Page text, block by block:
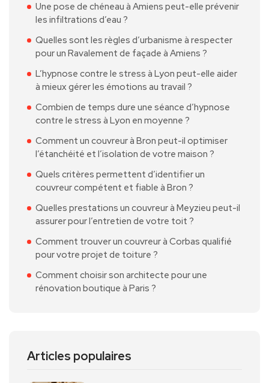
Une pose de chéneau à Amiens peut-elle prévenir
les infiltrations d’eau ?
Quelles sont les règles d’urbanisme à respecter
pour un Ravalement de façade à Amiens ?
L’hypnose contre le stress à Lyon peut-elle aider
à mieux gérer les émotions au travail ?
Combien de temps dure une séance d’hypnose
contre le stress à Lyon en moyenne ?
Comment un couvreur à Bron peut-il optimiser
l’étanchéité et l’isolation de votre maison ?
Quels critères permettent d’identifier un
couvreur compétent et fiable à Bron ?
Quelles prestations un couvreur à Meyzieu peut-il
assurer pour l’entretien de votre toit ?
Comment trouver un couvreur à Corbas qualifié
pour votre projet de toiture ?
Comment choisir son architecte pour une
rénovation boutique à Paris ?
Articles populaires